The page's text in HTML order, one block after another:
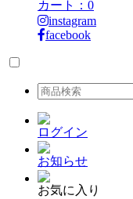
カート： 0
instagram
facebook
ログイン
お知らせ
お気に入り